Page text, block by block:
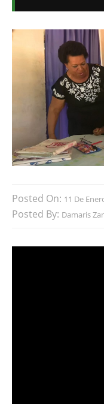
Posted On: 11 De
Posted By: Damaris